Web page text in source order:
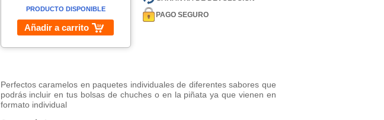
PRODUCTO DISPONIBLE
Añadir a carrito
PAGO SEGURO
Perfectos caramelos en paquetes individuales de diferentes sabores que
podrás incluir en tus bolsas de chuches o en la piñata ya que vienen en
formato individual